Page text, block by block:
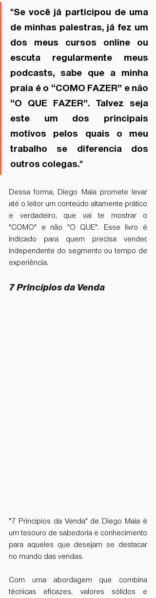
"Se você já participou de uma
de minhas palestras, já fez um
dos meus cursos online ou
escuta regularmente meus
podcasts, sabe que a minha
praia é o “COMO FAZER” e não
“O QUE FAZER”. Talvez seja
este um dos principais
motivos pelos quais o meu
trabalho se diferencia dos
outros colegas."
Dessa forma, Diego Maia promete levar
até o leitor um conteúdo altamente prático
e verdadeiro, que vai te mostrar o
"COMO" e não "O QUE". Esse livro é
indicado para quem precisa vender,
independente do segmento ou tempo de
experiência.
7 Princípios da Venda
"7 Princípios da Venda" de Diego Maia é
um tesouro de sabedoria e conhecimento
para aqueles que desejam se destacar
no mundo das vendas.
Com uma abordagem que combina
técnicas eficazes, valores sólidos e